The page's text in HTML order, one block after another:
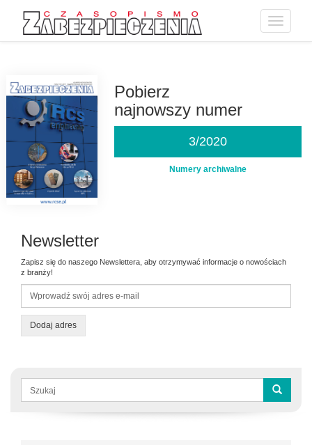
Toggle
Pobierz
najnowszy numer
3/2020
Numery archiwalne
Newsletter
Zapisz się do naszego Newslettera, aby otrzymywać informacje o nowościach
z branży!
Dodaj adres
Formularz
wyszukiwania